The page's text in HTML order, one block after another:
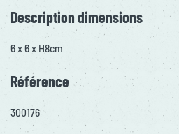
Description dimensions
6 x 6 x H8cm
Référence
300176